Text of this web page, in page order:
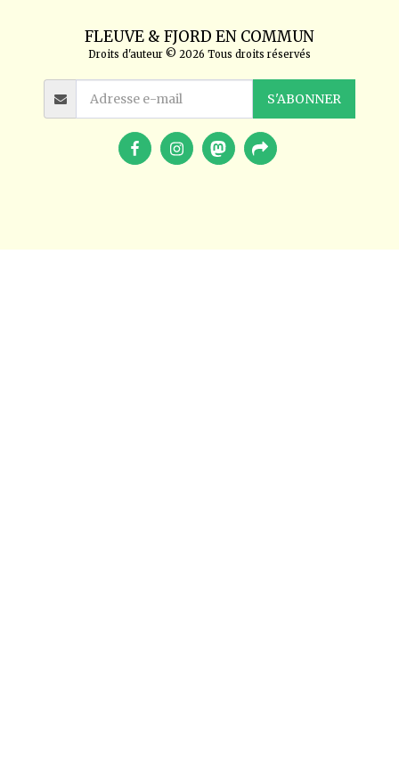
FLEUVE & FJORD EN COMMUN
Droits d'auteur © 2026 Tous droits réservés
S'ABONNER